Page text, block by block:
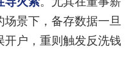
景下，备存数据一旦
户，重则触发反洗钱